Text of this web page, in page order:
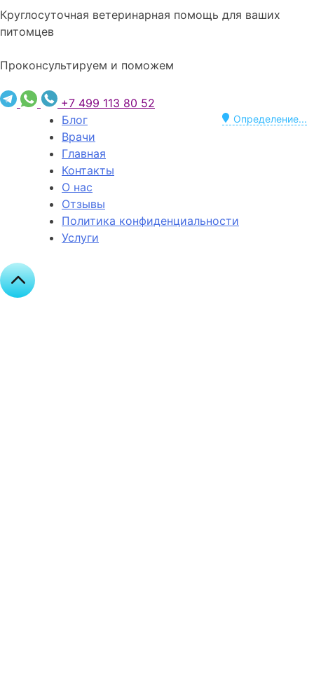
Круглосуточная ветеринарная помощь для ваших
питомцев
Проконсультируем и поможем
+7 499 113 80 52
Определение...
Блог
Врачи
Главная
Контакты
О нас
Отзывы
Политика конфиденциальности
Услуги